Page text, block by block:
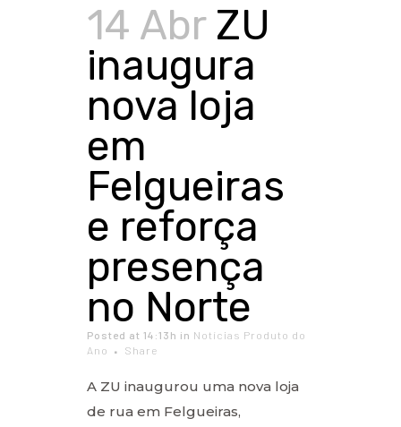
14 Abr ZU
inaugura
nova loja
em
Felgueiras
e reforça
presença
no Norte
Posted at 14:13h in Notícias Produto do
Ano
Share
A ZU inaugurou uma nova loja
de rua em Felgueiras,